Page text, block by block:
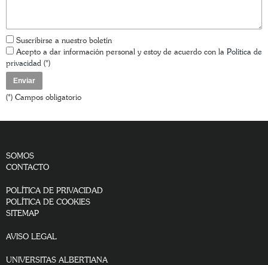
Suscribirse a nuestro boletín
Acepto a dar información personal y estoy de acuerdo con la Política de
privacidad (*)
(*) Campos obligatorio
SOMOS
CONTACTO
POLÍTICA DE PRIVACIDAD
POLÍTICA DE COOKIES
SITEMAP
AVISO LEGAL
UNIVERSITAS ALBERTIANA